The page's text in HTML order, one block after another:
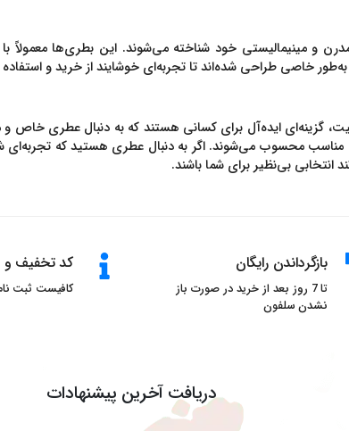
و مینیمالیستی خود شناخته می‌شوند. این بطری‌ها
خاصی طراحی شده‌اند تا تجربه‌ای خوشایند از خرید و استفاده
گزینه‌ای ایده‌آل برای کسانی هستند که به دنبال عطری خاص
محسوب می‌شوند. اگر به دنبال عطری هستید که تجربه‌ای
بی‌نظیر برای شما باشند.
بازگرداندن رایگان
تا 7 روز بعد از خرید در صورت باز
نشدن سلفون
کد تخفیف و
کافیست ثبت
دریافت آخرین پیشنهادات